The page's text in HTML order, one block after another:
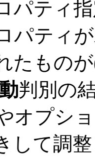
パティ
パティ
たもの
判別の
オプシ
して調